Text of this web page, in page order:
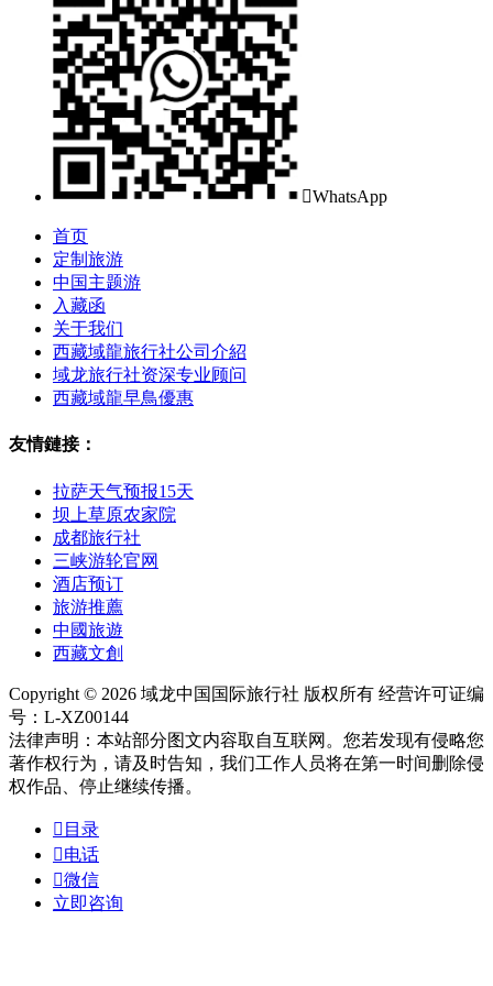
WhatsApp
首页
定制旅游
中国主题游
入藏函
关于我们
西藏域龍旅行社公司介紹
域龙旅行社资深专业顾问
西藏域龍早鳥優惠
友情鏈接：
拉萨天气预报15天
坝上草原农家院
成都旅行社
三峡游轮官网
酒店预订
旅游推薦
中國旅遊
西藏文創
Copyright © 2026 域龙中国国际旅行社 版权所有 经营许可证编
号：L-XZ00144
法律声明：本站部分图文内容取自互联网。您若发现有侵略您
著作权行为，请及时告知，我们工作人员将在第一时间删除侵
权作品、停止继续传播。
 目录
电话
微信
立即咨询